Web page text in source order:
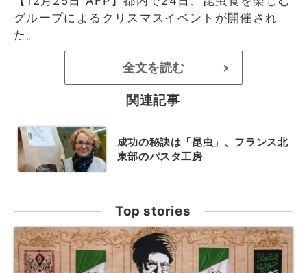
グループによるクリスマスイベントが開催され
た。
全文を読む >
関連記事
成功の秘訣は「昆虫」、フランス北
東部のパスタ工房
Top stories